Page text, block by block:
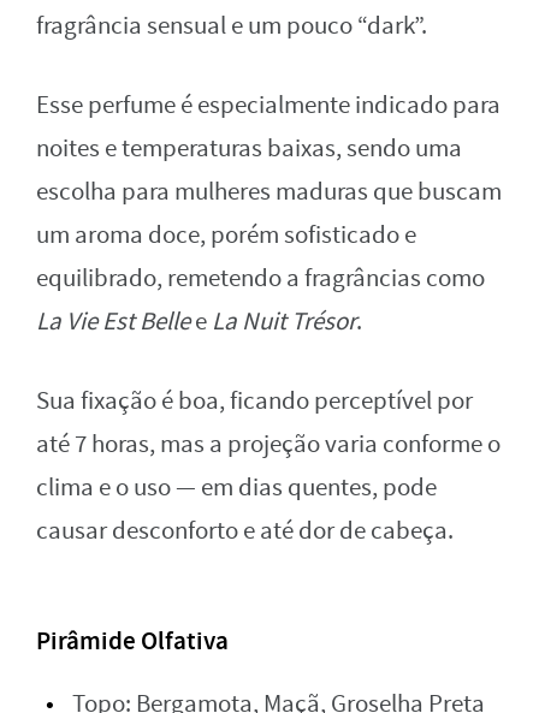
fragrância sensual e um pouco “dark”.
Esse perfume é especialmente indicado para
noites e temperaturas baixas, sendo uma
escolha para mulheres maduras que buscam
um aroma doce, porém sofisticado e
equilibrado, remetendo a fragrâncias como
La Vie Est Bellee La Nuit Trésor.
Sua fixação é boa, ficando perceptível por
até 7 horas, mas a projeção varia conforme o
clima e o uso — em dias quentes, pode
causar desconforto e até dor de cabeça.
Pirâmide Olfativa
Topo: Bergamota, Maçã, Groselha Preta